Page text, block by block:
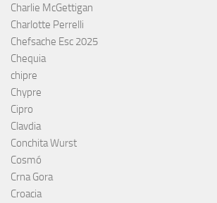
Charlie McGettigan
Charlotte Perrelli
Chefsache Esc 2025
Chequia
chipre
Chypre
Cipro
Clavdia
Conchita Wurst
Cosmó
Crna Gora
Croacia